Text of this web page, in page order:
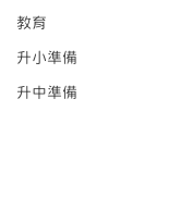
教育
升小準備
升中準備